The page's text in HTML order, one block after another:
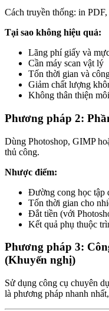
Cách truyền thống: in PDF,
Tại sao không hiệu quả:
Lãng phí giấy và
Cần máy scan vật lý
Tốn thời gian và
Giảm chất lượng
Không thân thiện
Phương pháp 2:
Dùng Photoshop, GIMP
thủ công.
Nhược điểm:
Đường cong học tập
Tốn thời gian cho
Đắt tiền (với
Kết quả phụ thuộc
Phương pháp 3:
(Khuyến nghị)
Sử dụng công cụ chuyên
là phương pháp nhanh